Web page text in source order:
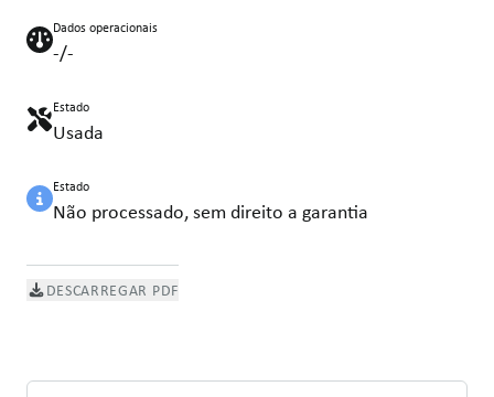
Dados operacionais
-/-
Estado
Usada
Estado
Não processado, sem direito a garantia
DESCARREGAR PDF